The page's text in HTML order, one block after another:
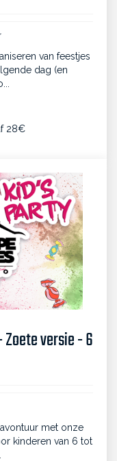
van feestjes
dag (en
28€
versie - 6
met onze
kinderen van 6 tot